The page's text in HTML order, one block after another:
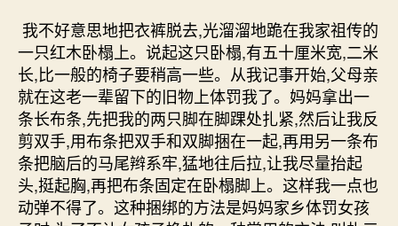
我不好意思地把衣裤脱去,光溜溜地跪在我家祖传的
一只红木卧榻上。说起这只卧榻,有五十厘米宽,二米
长,比一般的椅子要稍高一些。从我记事开始,父母亲
就在这老一辈留下的旧物上体罚我了。妈妈拿出一
条长布条,先把我的两只脚在脚踝处扎紧,然后让我反
剪双手,用布条把双手和双脚捆在一起,再用另一条布
条把脑后的马尾辫系牢,猛地往后拉,让我尽量抬起
头,挺起胸,再把布条固定在卧榻脚上。这样我一点也
动弹不得了。这种捆绑的方法是妈妈家乡体罚女孩